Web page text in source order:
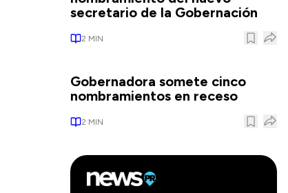
secretario de la Gobernación
2 MIN
Gobernadora somete cinco
nombramientos en receso
2 MIN